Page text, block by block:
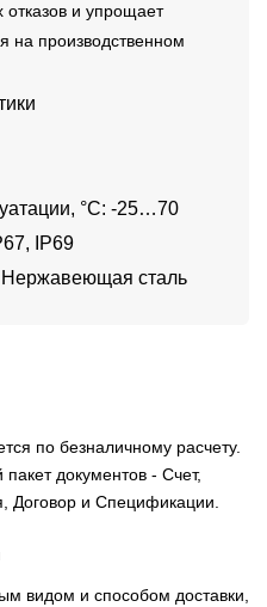
отказов и упрощает
на производственном
°C: -25…70
IP69
Нержавеющая сталь
по безналичному расчету.
документов - Счет,
Договор и Спецификации.
видом и способом доставки,